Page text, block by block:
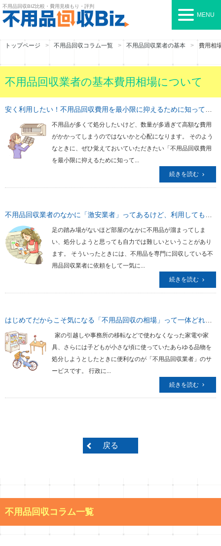
不用品回収BIZ比較・費用見積もり・評判
MENU
トップページ 不用品回収コラム一覧 不用品回収業者の基本 費用相
不用品回収業者の基本費用相場について
不用品が多くて処分したいけど、数量が多過ぎて高額な費用
がかかってしまうのではないかと心配になります。 そのよう
なときに、ぜひ覚えておいていただきたい「不用品回収費用
を最小限に抑えるために知って...
続きを読む
足の踏み場がないほど部屋のなかに不用品が溜まってしま
い、処分しようと思っても自力では難しいということがあり
ます。 そういったときには、不用品を専門に回収している不
用品回収業者に依頼をして一気に...
続きを読む
家の引越しや事務所の移転などで使わなくなった家電や家
具、さらには子どもが小さな頃に使っていたあらゆる品物を
処分しようとしたときに便利なのが「不用品回収業者」のサ
ービスです。 行政に...
続きを読む
戻る
不用品回収コラム一覧